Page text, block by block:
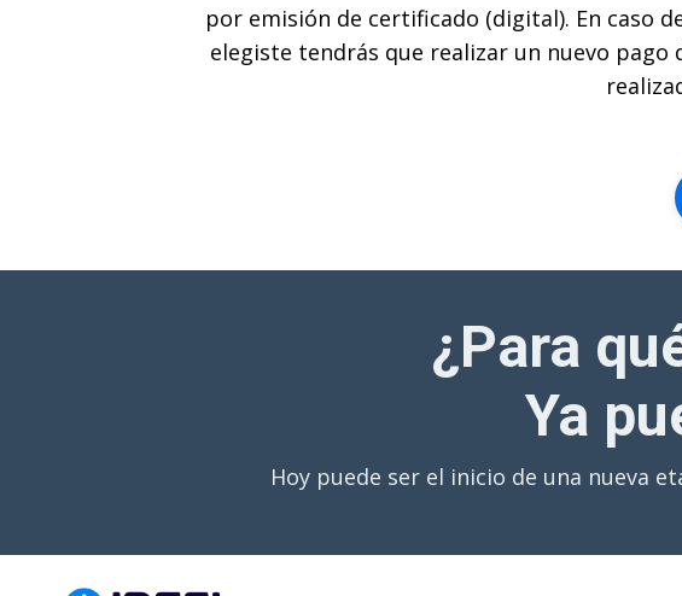
por emisión de certificado (digital). En caso
elegiste tendrás que realizar un nuevo pago
¿Para
Ya
Hoy puede ser el inicio de una nueva